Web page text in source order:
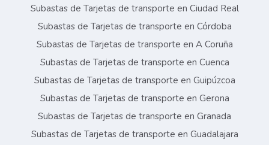
Subastas de Tarjetas de transporte en Ciudad Real
Subastas de Tarjetas de transporte en Córdoba
Subastas de Tarjetas de transporte en A Coruña
Subastas de Tarjetas de transporte en Cuenca
Subastas de Tarjetas de transporte en Guipúzcoa
Subastas de Tarjetas de transporte en Gerona
Subastas de Tarjetas de transporte en Granada
Subastas de Tarjetas de transporte en Guadalajara